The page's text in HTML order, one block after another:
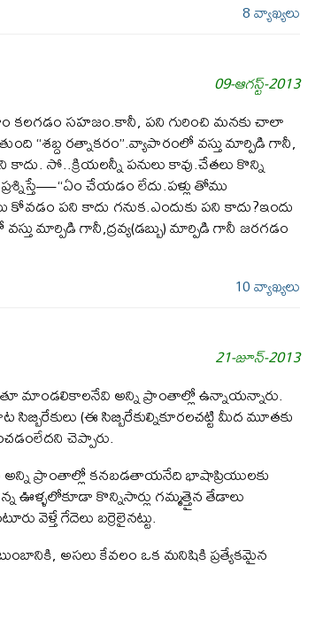
8 వ్యాఖ్యలు
09-ఆగస్ట్-2013
కలగడం సహజం.కానీ, పని గురించి మనకు చాలా
“శబ్ద రత్నాకరం”.వ్యాపారంలో వస్తు మార్పిడి గానీ,
సో..క్రియలన్నీ పనులు కావు.చేతలు కొన్ని
చేయడం లేదు.పళ్లు తోము
కోవడం పని కాదు గనుక.ఎందుకు పని కాదు?ఇందు
మార్పిడి గానీ,ద్రవ్య(డబ్బు) మార్పిడి గానీ జరగడం
10 వ్యాఖ్యలు
21-జూన్-2013
మాండలికాలనేవి అన్ని ప్రాంతాల్లో ఉన్నాయన్నారు.
(ఈ సిబ్బిరేకుల్నికూరలచట్టి మీద మూతకు
చెప్పారు.
ప్రాంతాల్లో కనబడతాయనేది భాషాప్రియులకు
ఊళ్ళలోకూడా కొన్నిసార్లు గమ్మత్తైన తేడాలు
గేదెలు బర్రెలైనట్టు.
అసలు కేవలం ఒక మనిషికి ప్రత్యేకమైన